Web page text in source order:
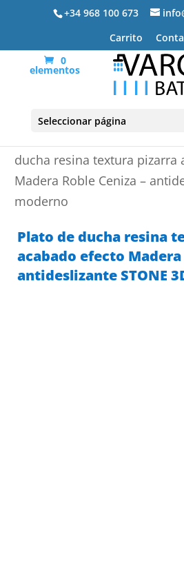
+34 968 100 673
Carrito
0
elementos
Seleccionar página
ducha resina textura pizarra
Madera Roble Ceniza –
moderno
Plato de ducha resina
acabado efecto Madera
antideslizante STONE